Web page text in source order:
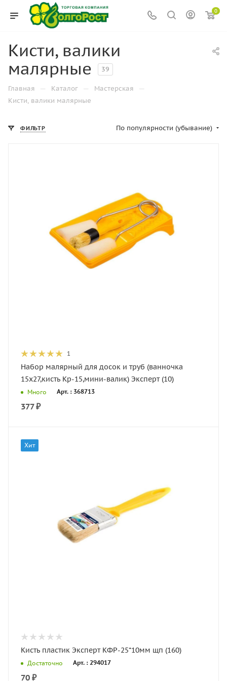
0
Кисти, валики
малярные
39
Главная — Каталог — Мастерская —
Кисти, валики малярные
ФИЛЬТР По популярности (убывание)
1
Набор малярный для досок и труб (ванночка
15х27,кисть Кр-15,мини-валик) Эксперт (10)
Много Арт. : 368713
377₽
Хит
Кисть пластик Эксперт КФР-25*10мм щп (160)
Достаточно Арт. : 294017
70 ₽